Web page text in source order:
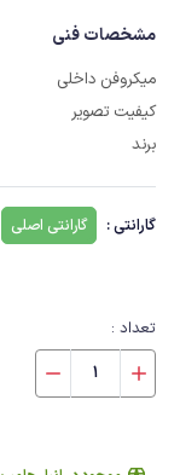
مشخصات فنی
میکروفن داخلی
کیفیت تصویر
برند
گارانتی : گارانتی اصلی
تعداد :